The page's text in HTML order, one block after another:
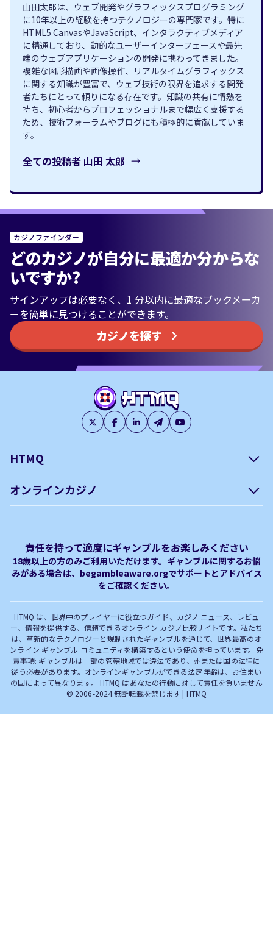
山田太郎は、ウェブ開発やグラフィックスプログラミング
に10年以上の経験を持つテクノロジーの専門家です。特に
HTML5 CanvasやJavaScript、インタラクティブメディア
に精通しており、動的なユーザーインターフェースや最先
端のウェブアプリケーションの開発に携わってきました。
複雑な図形描画や画像操作、リアルタイムグラフィックス
に関する知識が豊富で、ウェブ技術の限界を追求する開発
者たちにとって頼りになる存在です。知識の共有に情熱を
持ち、初心者からプロフェッショナルまで幅広く支援する
ため、技術フォーラムやブログにも積極的に貢献していま
す。
全ての投稿者 山田 太郎
カジノファインダー
どのカジノが自分に最適か分からな
いですか?
サインアップは必要なく、1 分以内に最適なブックメーカ
ーを簡単に見つけることができます。
カジノを探す
HTMQ
オンラインカジノ
オンラインカジノ フリースピ
ン おすすめ
Plinko｜プリンコとは？
オンラインカジノ最新サイト
オンラインカジノボーナス
責任を持って適度にギャンブルをお楽しみください
18歳以上の方のみご利用いただけます。ギャンブルに関するお悩
みがある場合は、begambleaware.orgでサポートとアドバイス
をご確認ください。
HTMQ は、世界中のプレイヤーに役立つガイド、カジノ ニュース、レビュ
ー、情報を提供する、信頼できるオンライン カジノ比較サイトです。私たち
は、革新的なテクノロジーと規制されたギャンブルを通じて、世界最高のオ
ンライン ギャンブル コミュニティを構築するという使命を担っています。免
責事項: ギャンブルは一部の管轄地域では違法であり、州または国の法律に
従う必要があります。オンラインギャンブルができる法定年齢は、お住まい
の国によって異なります。 HTMQ はあなたの行動に対して責任を負いません
© 2006-2024.無断転載を禁じます | HTMQ